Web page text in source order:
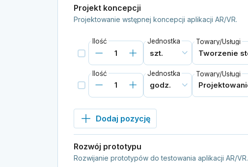
Projekt koncepcji
Projektowanie wstępnej koncepcji aplikacji AR/VR.
Ilość Jednostka Towary/Usługi
Ilość Jednostka Towary/Usługi
Dodaj pozycję
Rozwój prototypu
Rozwijanie prototypów do testowania aplikacji AR/VR.